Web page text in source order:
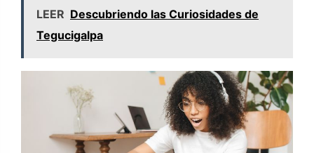
LEER Descubriendo las Curiosidades de
Tegucigalpa